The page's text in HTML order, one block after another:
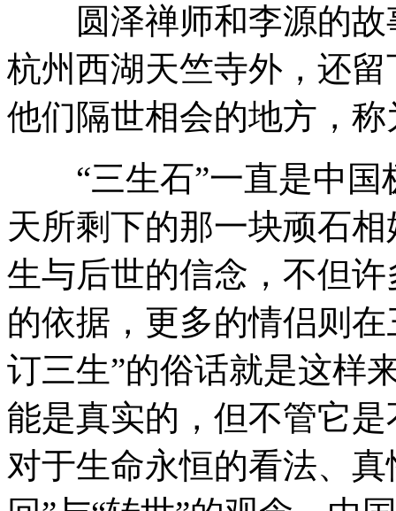
圆泽禅师和李源的故
杭州西湖天竺寺外，还
他们隔世相会的地方，称
“三生石”一直是中国
天所剩下的那一块顽石
生与后世的信念，不但
的依据，更多的情侣则
订三生”的俗话就是这样
能是真实的，但不管它
对于生命永恒的看法、